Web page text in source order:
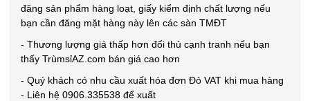
đăng sản phẩm hàng loạt, giấy kiểm định chất lượng nếu
bạn cần đăng mặt hàng này lên các sàn TMĐT
- Thương lượng giá thấp hơn đối thủ cạnh tranh nếu bạn
thấy TrùmsỉAZ.com bán giá cao hơn
- Quý khách có nhu cầu xuất hóa đơn Đỏ VAT khi mua hàng
- Liên hệ 0906.335538 để xuất